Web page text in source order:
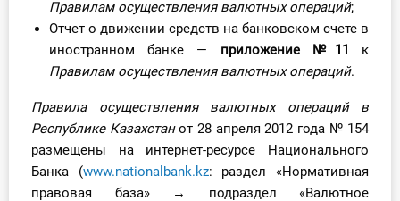
Тарифы
Тестирование для
бухгалтера
Правилам осуществления валютных операций;
Отчет о движении средств на банковском счете в
иностранном банке — приложение №11 к
Правилам осуществления валютных операций.
Правила осуществления валютных операций в
Республике Казахстанот 28 апреля 2012 года № 154
размещены на интернет-ресурсе Национального
Банка (www.nationalbank.kz: раздел «Нормативная
правовая база» → подраздел «Валютное